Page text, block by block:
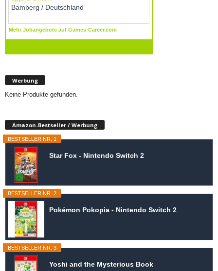
Werbung
Keine Produkte gefunden.
Amazon-Bestseller / Werbung
BESTSELLER NR. 1
Star Fox - Nintendo Switch 2
BESTSELLER NR. 2
Pokémon Pokopia - Nintendo Switch 2
BESTSELLER NR. 3
Yoshi and the Mysterious Book